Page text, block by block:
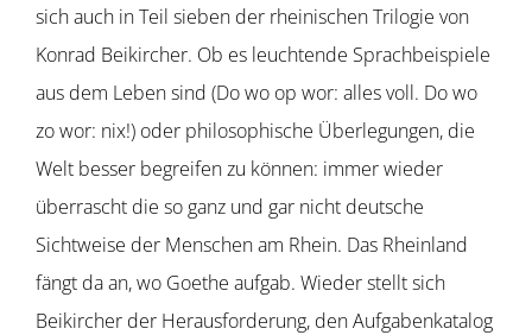
sich auch in Teil sieben der rheinischen Trilogie von
Konrad Beikircher. Ob es leuchtende Sprachbeispiele
aus dem Leben sind (Do wo op wor: alles voll. Do wo
zo wor: nix!) oder philosophische Überlegungen, die
Welt besser begreifen zu können: immer wieder
überrascht die so ganz und gar nicht deutsche
Sichtweise der Menschen am Rhein. Das Rheinland
fängt da an, wo Goethe aufgab. Wieder stellt sich
Beikircher der Herausforderung, den Aufgabenkatalog